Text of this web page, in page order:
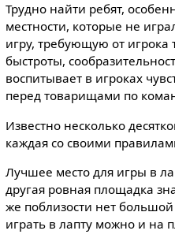
Трудно найти ребят,
местности, которые не
игру, требующую от игрока
быстроты,
воспитывает в игроках
перед товарищами по
Известно несколько
каждая со своими
Лучшее место для игры в
другая ровная площадка
же поблизости нет
играть в лапту можно и